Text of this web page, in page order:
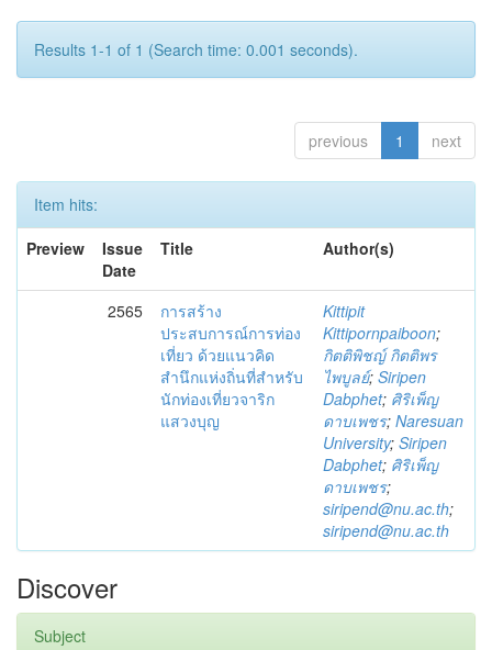
Results 1-1 of 1 (Search time: 0.001 seconds).
previous 1 next
Item hits:
Preview
Issue
Date
Title Author(s)
2565
การสร้าง
ประสบการณ์การท่อง
เที่ยว ด้วยแนวคิด
สำนึกแห่งถิ่นที่สำหรับ
นักท่องเที่ยวจาริก
แสวงบุญ
Kittipit
Kittipornpaiboon;
กิตติพิชญ์ กิตติพร
ไพบูลย์; Siripen
Dabphet; ศิริเพ็ญ
ดาบเพชร; Naresuan
University; Siripen
Dabphet; ศิริเพ็ญ
ดาบเพชร;
siripend@nu.ac.th;
siripend@nu.ac.th
Discover
Subject